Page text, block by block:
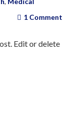
1 Comment
Edit or delete